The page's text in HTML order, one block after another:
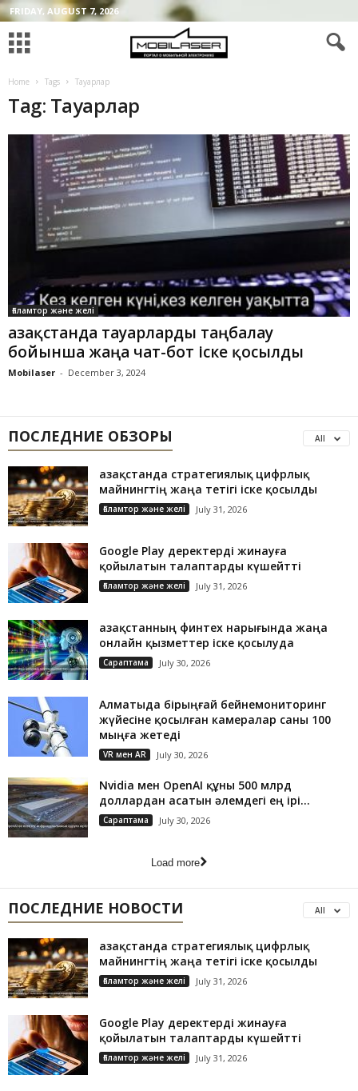
FRIDAY, AUGUST 7, 2026
Home Tags Тауарлар
Tag: Тауарлар
Ғаламтор және желі
Қазақстанда тауарларды таңбалау
бойынша жаңа чат-бот іске қосылды
Mobilaser - December 3, 2024
ПОСЛЕДНИЕ ОБЗОРЫ All
Қазақстанда стратегиялық цифрлық
майнингтің жаңа тетігі іске қосылды
Ғаламтор және желі July 31, 2026
Google Play деректерді жинауға
қойылатын талаптарды күшейтті
Ғаламтор және желі July 31, 2026
Қазақстанның финтех нарығында жаңа
онлайн қызметтер іске қосылуда
Сараптама July 30, 2026
Алматыда бірыңғай бейнемониторинг
жүйесіне қосылған камералар саны 100
мыңға жетеді
VR мен AR July 30, 2026
Nvidia мен OpenAI құны 500 млрд
доллардан асатын әлемдегі ең ірі...
Сараптама July 30, 2026
Load more
ПОСЛЕДНИЕ НОВОСТИ All
Қазақстанда стратегиялық цифрлық
майнингтің жаңа тетігі іске қосылды
Ғаламтор және желі July 31, 2026
Google Play деректерді жинауға
қойылатын талаптарды күшейтті
Ғаламтор және желі July 31, 2026